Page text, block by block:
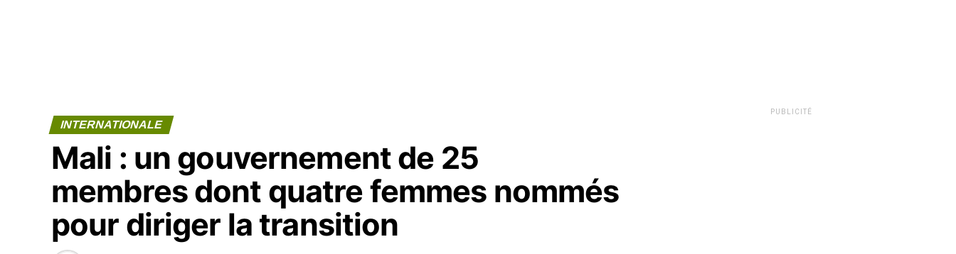
INTERNATIONALE
Mali : un gouvernement de 25
membres dont quatre femmes nommés
pour diriger la transition
PUBLICITÉ